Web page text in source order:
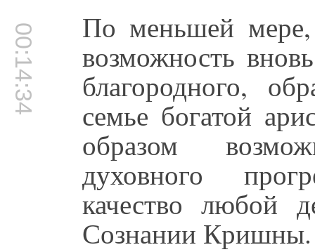
00:14:34 По меньшей мере,
возможность
благородного,
семье богатой
образом
духовного
качество любой
Сознании Кришны.